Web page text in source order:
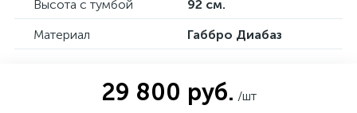
Высота с тумбой
92 см.
Материал
Габбро Диабаз
29 800 руб. /шт